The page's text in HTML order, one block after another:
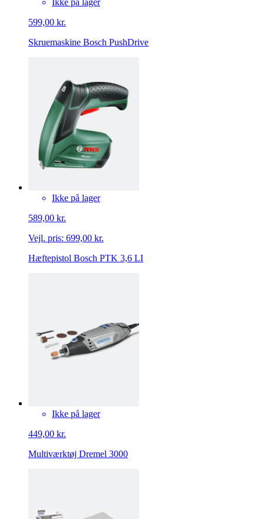
Ikke på lager
599,00 kr.
Skruemaskine Bosch PushDrive
Ikke på lager
589,00 kr.
Vejl. pris: 699,00 kr.
Hæftepistol Bosch PTK 3,6 LI
Ikke på lager
449,00 kr.
Multiværktøj Dremel 3000